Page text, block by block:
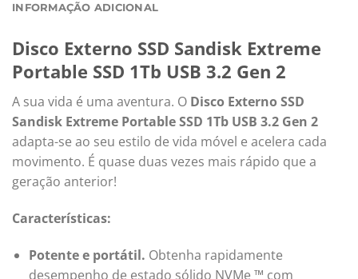
INFORMAÇÃO ADICIONAL
Disco Externo SSD Sandisk Extreme
Portable SSD 1Tb USB 3.2 Gen 2
A sua vida é uma aventura. O Disco Externo SSD
Sandisk Extreme Portable SSD 1Tb USB 3.2 Gen 2
adapta-se ao seu estilo de vida móvel e acelera cada
movimento. É quase duas vezes mais rápido que a
geração anterior!
Características:
Potente e portátil. Obtenha rapidamente
desempenho de estado sólido NVMe ™ com